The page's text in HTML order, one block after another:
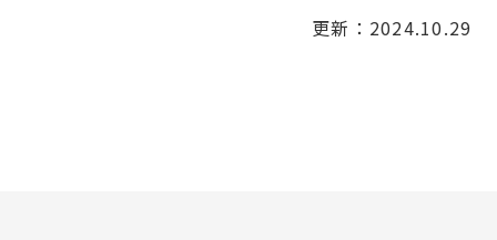
更新：2024.10.29